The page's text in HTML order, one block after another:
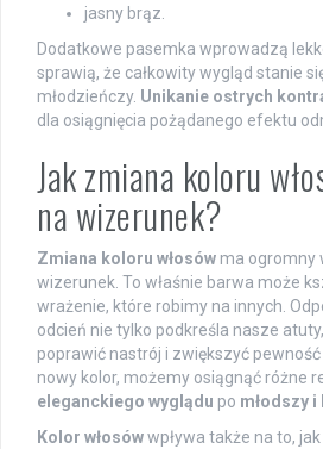
jasny brąz.
Dodatkowe pasemka wprowadzą
sprawią, że całkowity wygląd stanie
młodzieńczy. Unikanie ostrych
dla osiągnięcia pożądanego efektu
Jak zmiana koloru
na wizerunek?
Zmiana koloru włosów ma ogromny
wizerunek. To właśnie barwa może
wrażenie, które robimy na innych.
odcień nie tylko podkreśla nasze
poprawić nastrój i zwiększyć
nowy kolor, możemy osiągnąć różne
eleganckiego wyglądu po młodszy
Kolor włosówwpływa także na to,